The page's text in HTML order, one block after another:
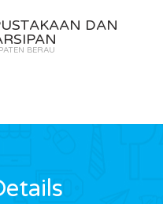
DAN
BERAU